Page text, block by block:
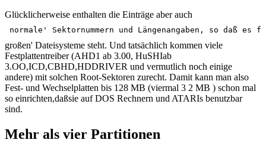
Glücklicherweise enthalten die Einträge aber auch
normale' Sektornummern und Längenangaben, so
großen' Dateisysteme steht. Und tatsächlich kommen viele
Festplattentreiber (AHD1 ab 3.00, HuSHIab
3.OO,ICD,CBHD,HDDRIVER und vermutlich noch einige
andere) mit solchen Root-Sektoren zurecht. Damit kann man also
Fest- und Wechselplatten bis 128 MB (viermal 3 2 MB ) schon mal
so einrichten,daßsie auf DOS Rechnern und ATARIs benutzbar
sind.
Mehr als vier Partitionen